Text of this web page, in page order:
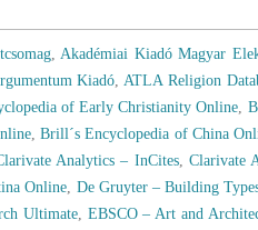
,Akadémiai Kiadó Magyar
Kiadó,ATLA Religion
of Early Christianity Online,
, Brill´s Encyclopedia of China
Analytics – InCites, Clarivate
Online, De Gruyter – Building
Ultimate, EBSCO – Art and